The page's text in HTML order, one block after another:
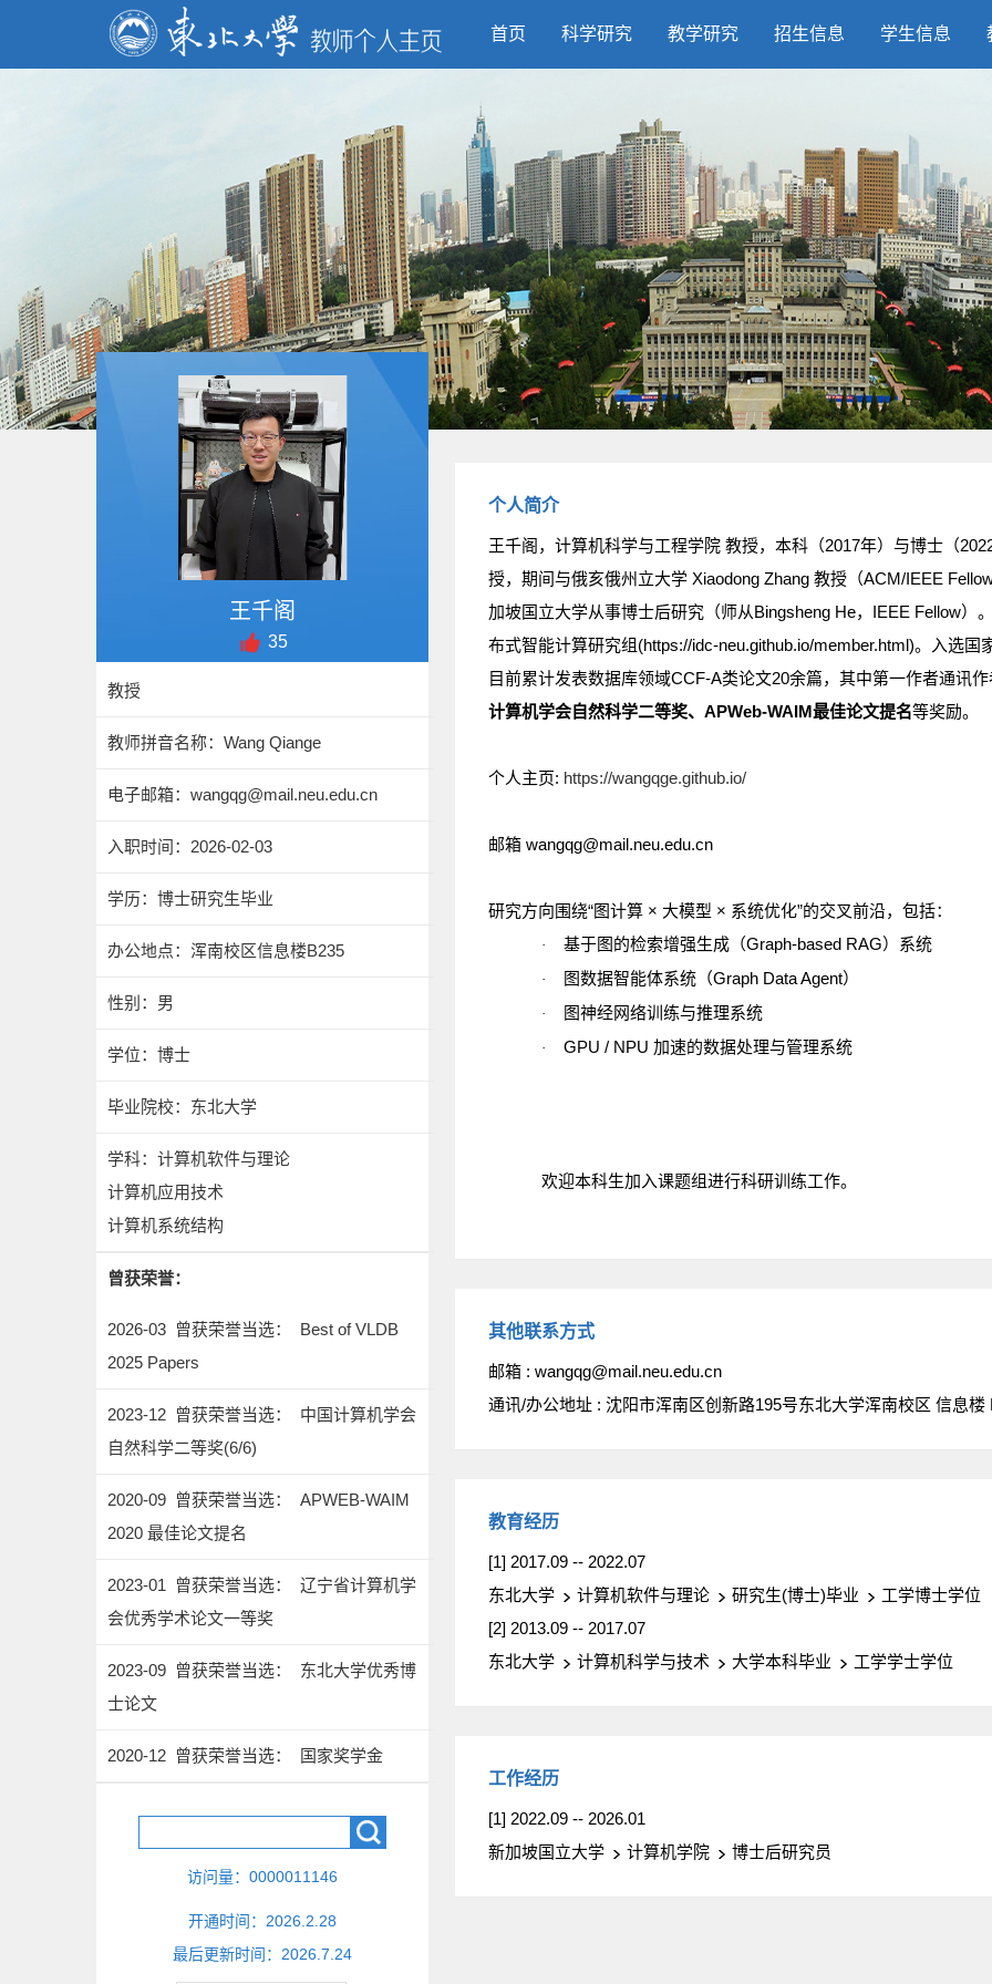
首页 科学研究 教学研究 招生信息 学生信息
王千阁
35
教授
教师拼音名称：Wang Qiange
电子邮箱： wangqg@mail.neu.edu.cn
入职时间：2026-02-03
学历：博士研究生毕业
办公地点：浑南校区信息楼B235
性别：男
学位：博士
毕业院校：东北大学
学科：计算机软件与理论
计算机应用技术
计算机系统结构
曾获荣誉：
2026-03 曾获荣誉当选： Best of VLDB
2025 Papers
2023-12 曾获荣誉当选： 中国计算机学会
自然科学二等奖(6/6)
2020-09 曾获荣誉当选： APWEB-WAIM
2020 最佳论文提名
2023-01 曾获荣誉当选： 辽宁省计算机学
会优秀学术论文一等奖
2023-09 曾获荣誉当选： 东北大学优秀博
士论文
2020-12 曾获荣誉当选： 国家奖学金
访问量： 0000011146
开通时间： 2026 2 28
最后更新时间： 2026 7 24
个人简介
王千阁，计算机科学与工程学院 教授，本科（2017年）与博士（
授，期间与俄亥俄州立大学 Xiaodong Zhang 教授（ACM/IEEE
加坡国立大学从事博士后研究（师从Bingsheng He，IEEE Fellow）
布式智能计算研究组(https://idc-neu.github.io/member.html)。入选国
目前累计发表数据库领域CCF-A类论文20余篇，其中第一作者通讯
计算机学会自然科学二等奖、 APWeb-WAIM最佳论文提名等奖励。
个人主页: https://wangqge.github.io/
邮箱 wangqg@mail.neu.edu.cn
研究方向围绕“图计算 × 大模型 × 系统优化”的交叉前沿，包括：
· 基于图的检索增强生成（Graph-based RAG）系统
· 图数据智能体系统（Graph Data Agent）
· 图神经网络训练与推理系统
· GPU / NPU 加速的数据处理与管理系统
欢迎本科生加入课题组进行科研训练工作。
其他联系方式
邮箱 : wangqg@mail.neu.edu.cn
通讯/办公地址 : 沈阳市浑南区创新路195号东北大学浑南校区 信息楼
教育经历
[1] 2017.09 -- 2022.07
东北大学
计算机软件与理论 研究生(博士)毕业
工学博士学位
[2] 2013.09 -- 2017.07
东北大学
计算机科学与技术 大学本科毕业 工学学士学位
工作经历
[1] 2022.09 -- 2026.01
新加坡国立大学
计算机学院 博士后研究员